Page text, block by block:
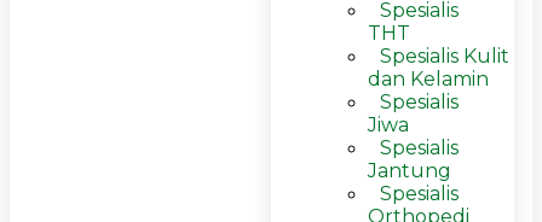
Spesialis
THT
Spesialis Kulit
dan Kelamin
Spesialis
Jiwa
Spesialis
Jantung
Spesialis
Orthopedi